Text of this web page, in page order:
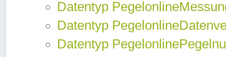
Datentyp
Datentyp
Datentyp